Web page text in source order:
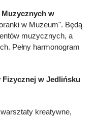
w
w Muzeum". Będą
muzycznych, a
Pełny harmonogram
w Jedlińsku
kreatywne,